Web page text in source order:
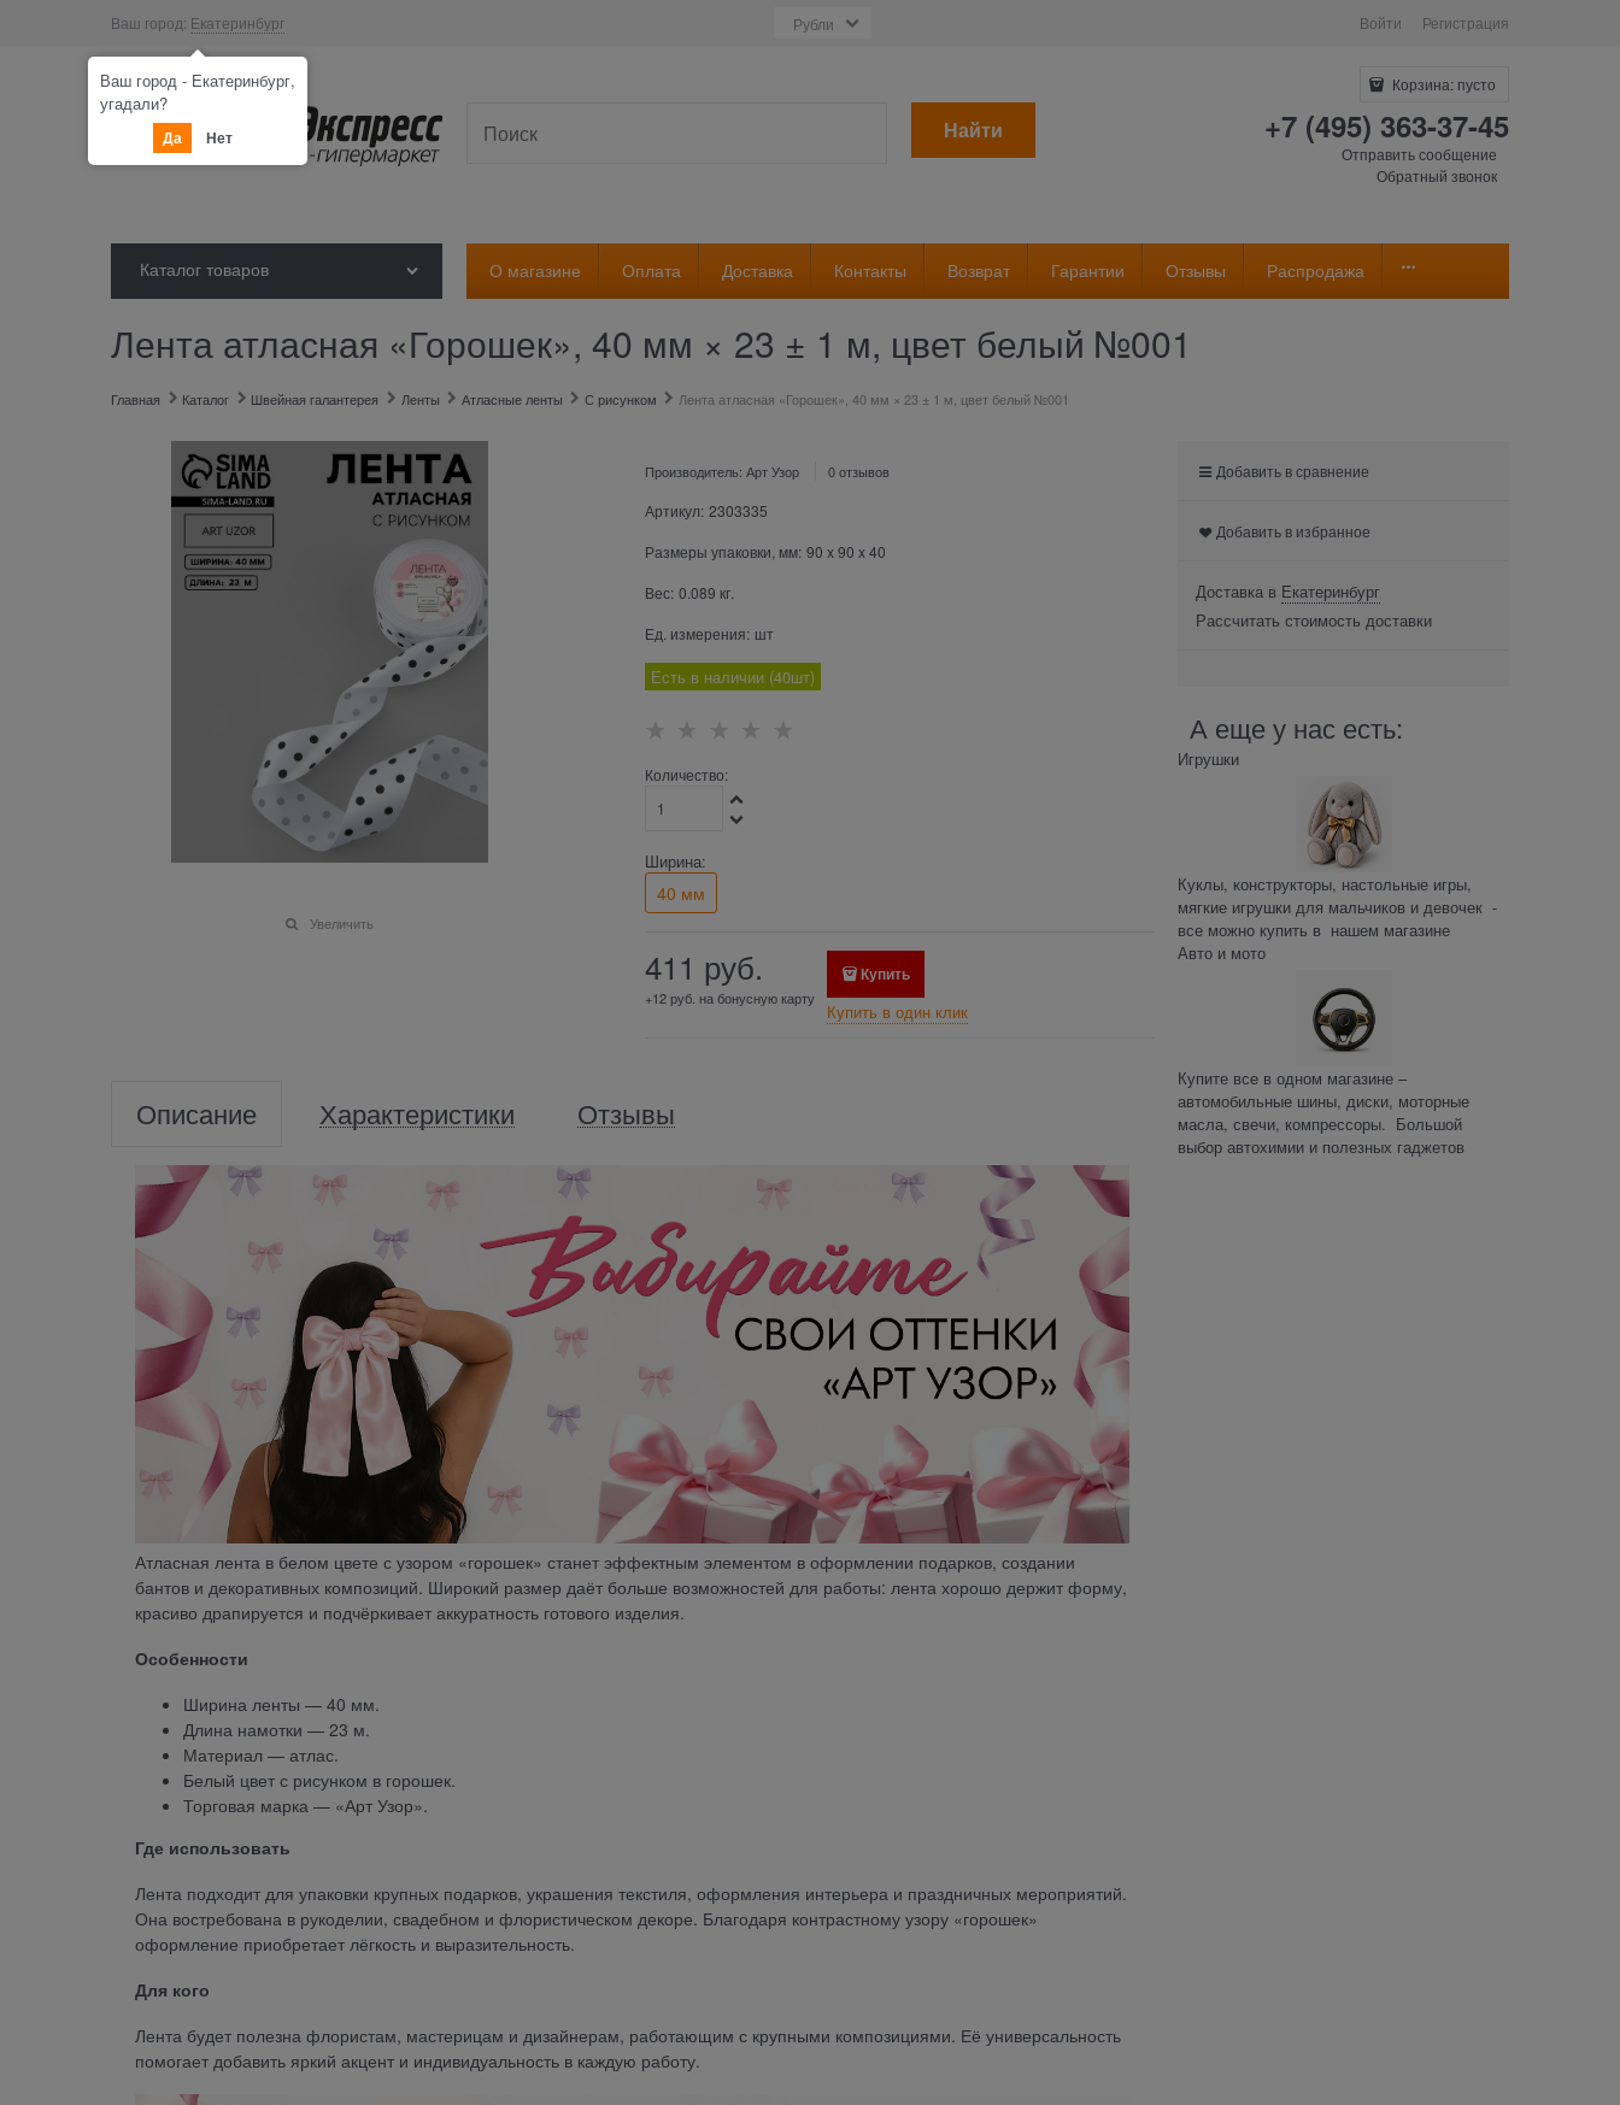
Ваш город: Екатеринбург Войти Регистрация
Найти
Корзина: пусто
+7 (495) 363-37-45
Отправить сообщение
Обратный звонок
Каталог товаров О магазине Оплата Доставка Контакты Возврат Гарантии Отзывы Распродажа
Лента атласная «Горошек», 40 мм × 23 ± 1 м, цвет белый №001
Главная Каталог Швейная галантерея Ленты Атласные ленты С рисунком Лента атласная «Горошек», 40 мм × 23 ± 1 м, цвет белый №001
Увеличить
Производитель: Арт Узор 0 отзывов
Артикул: 2303335
Размеры упаковки, мм: 90 x90 x40
Вес: 0.089 кг.
Ед. измерения: шт
Есть в наличии (40шт)
Количество:
Ширина:
40 мм
411 руб.
+12 руб. на бонусную карту
Купить
Купить в один клик
Описание Характеристики Отзывы
Атласная лента в белом цвете с узором «горошек» станет эффектным элементом в оформлении подарков, создании
бантов и декоративных композиций. Широкий размер даёт больше возможностей для работы: лента хорошо держит форму,
красиво драпируется и подчёркивает аккуратность готового изделия.
Особенности
Ширина ленты — 40 мм.
Длина намотки — 23 м.
Материал — атлас.
Белый цвет с рисунком в горошек.
Торговая марка — «Арт Узор».
Где использовать
Лента подходит для упаковки крупных подарков, украшения текстиля, оформления интерьера и праздничных мероприятий.
Она востребована в рукоделии, свадебном и флористическом декоре. Благодаря контрастному узору «горошек»
оформление приобретает лёгкость и выразительность.
Для кого
Лента будет полезна флористам, мастерицам и дизайнерам, работающим с крупными композициями. Её универсальность
помогает добавить яркий акцент и индивидуальность в каждую работу.
Добавить в сравнение
Добавить в избранное
Доставка в Екатеринбург
Рассчитать стоимость доставки
А еще у нас есть:
Игрушки
Куклы, конструкторы, настольные игры,
мягкие игрушки для мальчиков и девочек -
все можно купить в нашем магазине
Авто и мото
Купите все в одном магазине –
автомобильные шины, диски, моторные
масла, свечи, компрессоры. Большой
выбор автохимии и полезных гаджетов
Ваш город - Екатеринбург,
угадали?
Да Нет